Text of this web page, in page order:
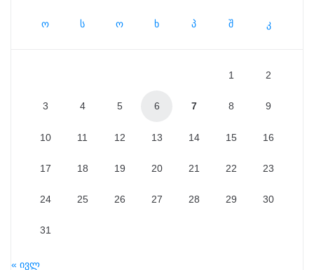
ო ს ო ხ პ შ კ
1 2
3 4 5 6 7 8 9
10 11 12 13 14 15 16
17 18 19 20 21 22 23
24 25 26 27 28 29 30
31
« ივლ